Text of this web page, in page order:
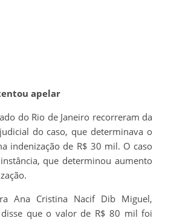
apelar
do Rio de Janeiro recorreram da
do caso, que determinava o
indenização de R$ 30 mil. O caso
que determinou aumento
Ana Cristina Nacif Dib Miguel,
que o valor de R$ 80 mil foi